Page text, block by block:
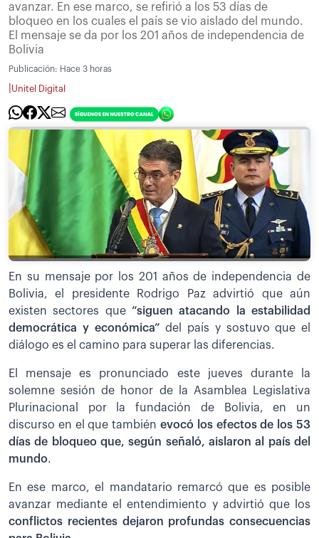
avanzar. En ese marco, se refirió a los 53 días de
bloqueo en los cuales el país se vio aislado del mundo.
El mensaje se da por los 201 años de independencia de
Bolivia
Publicación: Hace 3 horas
Unitel Digital
En su mensaje por los 201 años de independencia de
Bolivia, el presidente Rodrigo Paz advirtió que aún
existen sectores que“siguen atacando la estabilidad
democrática y económica”del país y sostuvo que el
diálogo es el camino para superar las diferencias.
El mensaje es pronunciado este jueves durante la
solemne sesión de honor de la Asamblea Legislativa
Plurinacional por la fundación de Bolivia, en un
discurso en el que también evocó los efectos de los 53
días de bloqueo que, según señaló, aislaron al país del
mundo.
En ese marco, el mandatario remarcó que es posible
avanzar mediante el entendimiento y advirtió que los
conflictos recientes dejaron profundas consecuencias